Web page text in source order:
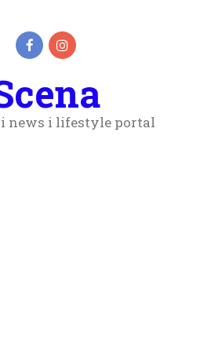
news i lifestyle portal